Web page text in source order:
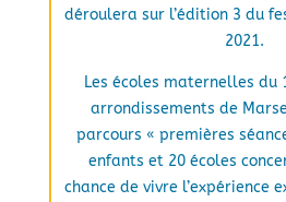
déroulera sur l’édition 3 du
2021.
Les écoles maternelles du
arrondissements de
parcours « premières
enfants et 20 écoles
chance de vivre l’expérience